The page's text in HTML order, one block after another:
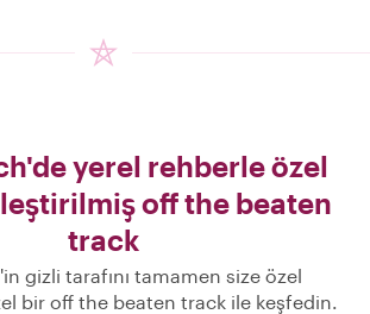
yerel rehberle özel
off the beaten
track
gizli tarafını tamamen size özel
bir off the beaten track ile keşfedin.